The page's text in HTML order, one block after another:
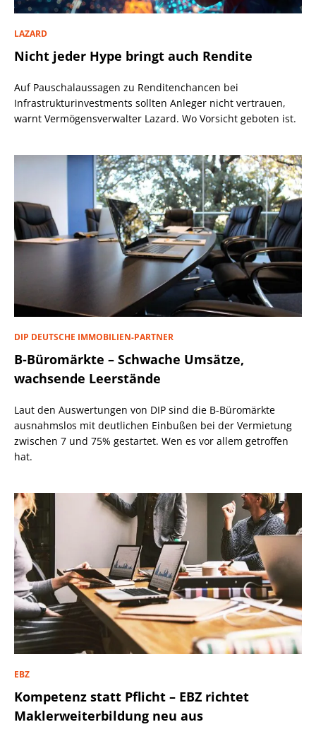
LAZARD
Nicht jeder Hype bringt auch Rendite
Auf Pauschalaussagen zu Renditenchancen bei
Infrastrukturinvestments sollten Anleger nicht vertrauen,
warnt Vermögensverwalter Lazard. Wo Vorsicht geboten ist.
DIP DEUTSCHE IMMOBILIEN-PARTNER
B-Büromärkte – Schwache Umsätze,
wachsende Leerstände
Laut den Auswertungen von DIP sind die B-Büromärkte
ausnahmslos mit deutlichen Einbußen bei der Vermietung
zwischen 7 und 75% gestartet. Wen es vor allem getroffen
hat.
EBZ
Kompetenz statt Pflicht – EBZ richtet
Maklerweiterbildung neu aus